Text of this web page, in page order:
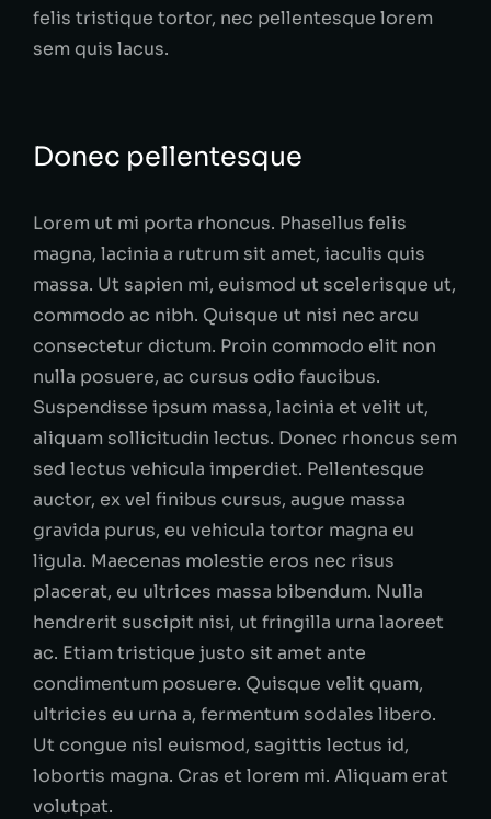
felis tristique tortor, nec pellentesque lorem
sem quis lacus.
Donec pellentesque
Lorem ut mi porta rhoncus. Phasellus felis
magna, lacinia a rutrum sit amet, iaculis quis
massa. Ut sapien mi, euismod ut scelerisque ut,
commodo ac nibh. Quisque ut nisi nec arcu
consectetur dictum. Proin commodo elit non
nulla posuere, ac cursus odio faucibus.
Suspendisse ipsum massa, lacinia et velit ut,
aliquam sollicitudin lectus. Donec rhoncus sem
sed lectus vehicula imperdiet. Pellentesque
auctor, ex vel finibus cursus, augue massa
gravida purus, eu vehicula tortor magna eu
ligula. Maecenas molestie eros nec risus
placerat, eu ultrices massa bibendum. Nulla
hendrerit suscipit nisi, ut fringilla urna laoreet
ac. Etiam tristique justo sit amet ante
condimentum posuere. Quisque velit quam,
ultricies eu urna a, fermentum sodales libero.
Ut congue nisl euismod, sagittis lectus id,
lobortis magna. Cras et lorem mi. Aliquam erat
volutpat.